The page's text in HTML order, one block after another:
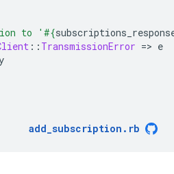
to ' #{
:: TransmissionError => e
add_subscription . rb